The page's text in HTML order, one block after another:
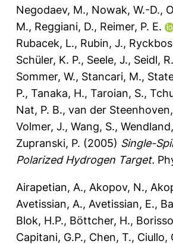
Negodaev, M., Nowak, W.-D.,
M., Reggiani, D., Reimer, P. E.
Rubacek, L., Rubin, J.,
Schüler, K. P., Seele, J., Seidl, R.
Sommer, W., Stancari, M.,
P., Tanaka, H., Taroian, S.,
Nat, P. B., van der
Volmer, J., Wang, S.,
Zupranski, P. (2005) Single-
Polarized Hydrogen Target.
Airapetian, A., Akopov, N.,
Avetissian, A., Avetissian, E.,
Blok, H.P., Böttcher, H.,
Capitani, G.P., Chen, T., Ciullo,